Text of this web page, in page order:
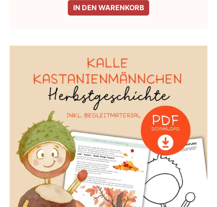
IN DEN WARENKORB